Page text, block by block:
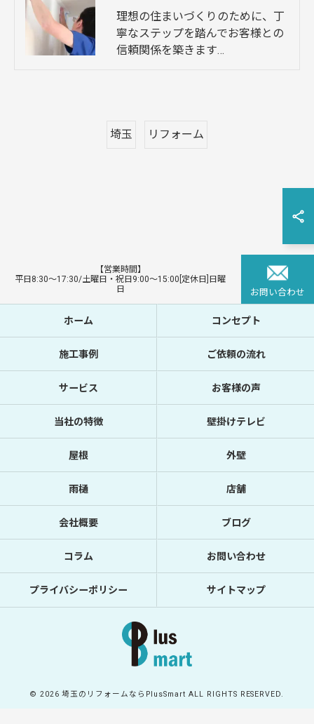
理想の住まいづくりのために、丁
寧なステップを踏んでお客様との
信頼関係を築きます…
埼玉 リフォーム
【営業時間】
平日8:30〜17:30/土曜日・祝日9:00〜15:00[定休日]日曜
日
お問い合わせ
ホーム コンセプト
施工事例 ご依頼の流れ
サービス お客様の声
当社の特徴 壁掛けテレビ
屋根 外壁
雨樋 店舗
会社概要 ブログ
コラム お問い合わせ
プライバシーポリシー サイトマップ
© 2026 埼玉のリフォームならPlusSmart ALL RIGHTS RESERVED.